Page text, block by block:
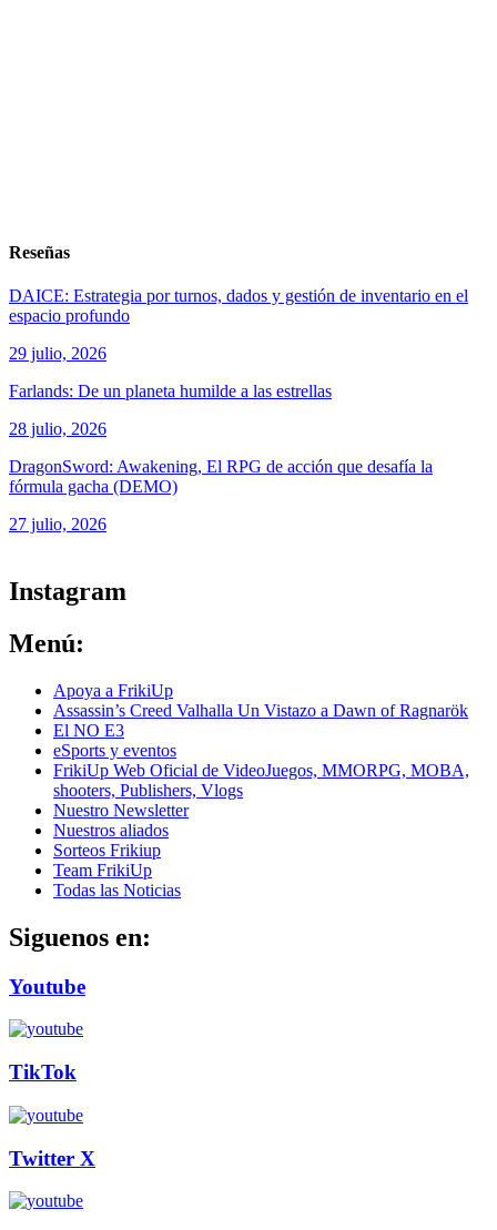
Reseñas
DAICE: Estrategia por turnos, dados y gestión de inventario en el
espacio profundo
29 julio, 2026
Farlands: De un planeta humilde a las estrellas
28 julio, 2026
DragonSword: Awakening, El RPG de acción que desafía la
fórmula gacha (DEMO)
27 julio, 2026
Instagram
Menú:
Apoya a FrikiUp
Assassin’s Creed Valhalla Un Vistazo a Dawn of Ragnarök
El NO E3
eSports y eventos
FrikiUp Web Oficial de VideoJuegos, MMORPG, MOBA,
shooters, Publishers, Vlogs
Nuestro Newsletter
Nuestros aliados
Sorteos Frikiup
Team FrikiUp
Todas las Noticias
Siguenos en:
Youtube
TikTok
Twitter X